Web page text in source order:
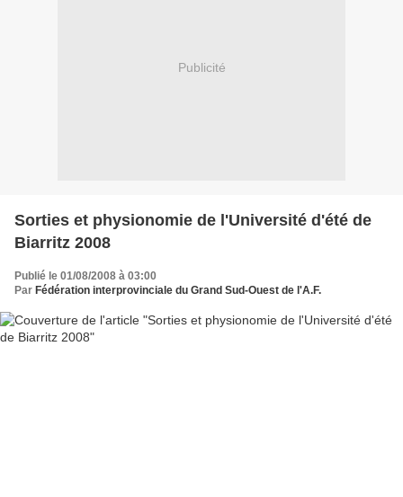
Publicité
Sorties et physionomie de l'Université d'été de
Biarritz 2008
Publié le 01/08/2008 à 03:00
Par Fédération interprovinciale du Grand Sud-Ouest de l'A.F.